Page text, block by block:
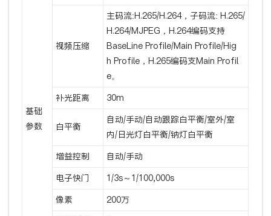
基础
参数
视频压缩
主码流:H.265/H.264，子码流: H.265/
H.264/MJPEG，H.264编码支持
BaseLine Profile/Main Profile/Hig
h Profile，H.265编码支Main Profil
e。
补光距离 30m
白平衡
自动/手动/自动跟踪白平衡/室外/室
内/日光灯白平衡/钠灯白平衡
增益控制 自动/手动
电子快门 1/3s～1/100,000s
像素 200万